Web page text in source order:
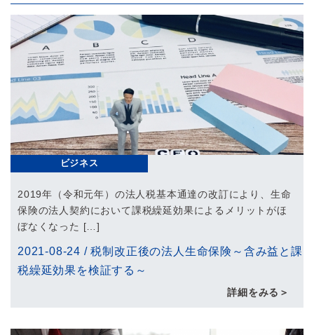
ビジネス
2019年（令和元年）の法人税基本通達の改訂により、生命
保険の法人契約において課税繰延効果によるメリットがほ
ぼなくなった […]
2021-08-24 /税制改正後の法人生命保険～含み益と課
税繰延効果を検証する～
詳細をみる＞